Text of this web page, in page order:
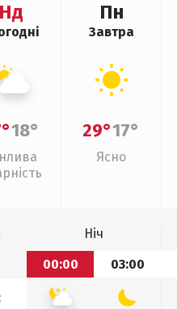
Нд
18°
Пн
Завтра
29°17°
Ясно
Ніч
00:00
03:00